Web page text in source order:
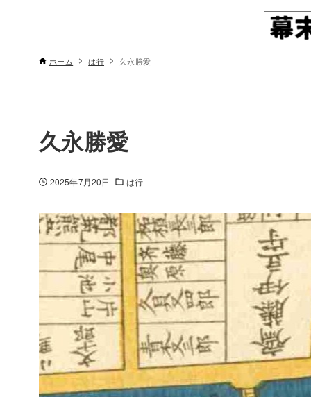
ホーム は行 久永勝愛
久永勝愛
2025年7月20日 は行